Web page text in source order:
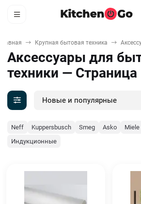
Крупная бытовая техника
Аксессуары для
техники — Страница
Новые и популярные
Neff Kuppersbusch Smeg Asko Miele
Индукционные